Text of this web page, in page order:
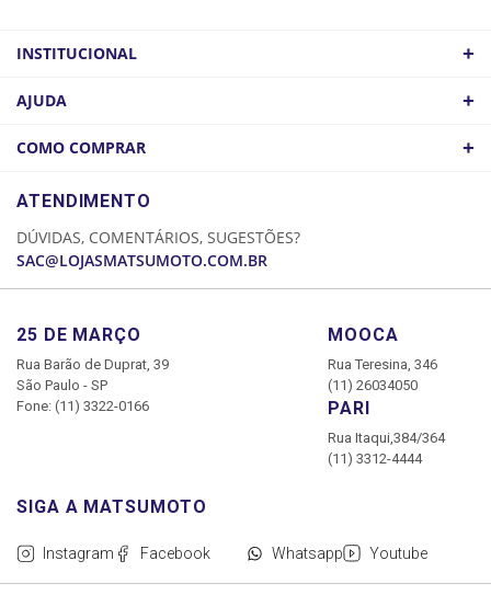
INSTITUCIONAL +
COMO CHEGAR
AJUDA +
COMO COMPRAR +
CADASTRE-SE
MINHA CONTA
MEUS PEDIDOS
ATENDIMENTO
DÚVIDAS, COMENTÁRIOS, SUGESTÕES?
SAC@LOJASMATSUMOTO.COM.BR
Instagram Facebook Whatsapp Youtube
25 DE MARÇO
Rua Barão de Duprat, 39
São Paulo - SP
Fone: (11) 3322-0166
MOOCA
Rua Teresina, 346
(11) 26034050
PARI
Rua Itaqui,384/364
(11) 3312-4444